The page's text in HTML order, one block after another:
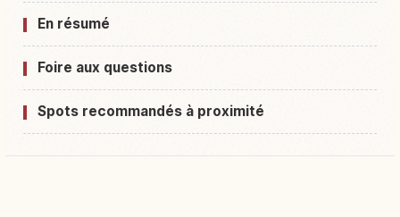
En résumé
Foire aux questions
Spots recommandés à proximité